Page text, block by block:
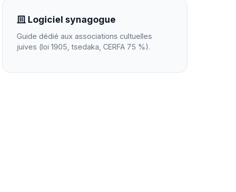
Logiciel synagogue
Guide dédié aux associations cultuelles
juives (loi 1905, tsedaka, CERFA 75 %).